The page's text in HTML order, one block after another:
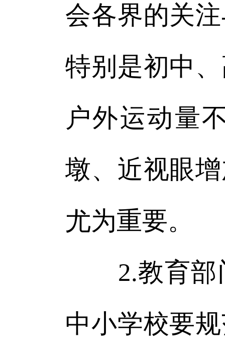
会各界的关
特别是初中
户外运动量
墩、近视眼
尤为重要。
2.教育部门
中小学校要